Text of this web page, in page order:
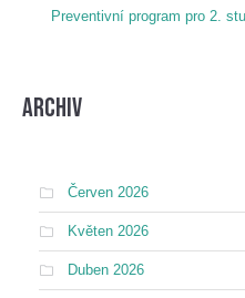
Preventivní program pro 2.
Archiv
Červen 2026
Květen 2026
Duben 2026